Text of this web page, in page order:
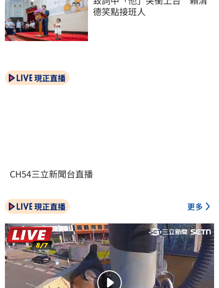
德笑點接班人
現正直播
CH54三立新聞台直播
現正直播 更多